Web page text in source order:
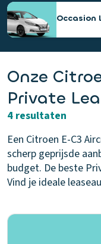
Occasion
Onze
Private
4 resultaten
Een Citroen E-C3
scherp geprijsde
budget. De beste
Vind je ideale